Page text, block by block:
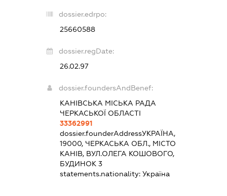
dossier.edrpo:
25660588
dossier.regDate:
26.02.97
dossier.foundersAndBenef:
КАНІВСЬКА МІСЬКА РАДА
ЧЕРКАСЬКОЇ ОБЛАСТІ
33362991
dossier.founderAddressУКРАЇНА,
19000, ЧЕРКАСЬКА ОБЛ., МІСТО
КАНІВ, ВУЛ.ОЛЕГА КОШОВОГО,
БУДИНОК 3
statements.nationality:Україна